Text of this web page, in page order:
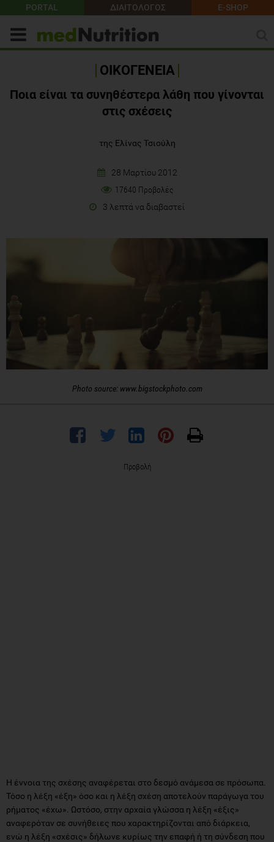
PORTAL ΔΙΑΙΤΟΛΟΓΟΣ E-SHOP
ΟΙΚΟΓΕΝΕΙΑ
Ποια είναι τα συνηθέστερα λάθη που γίνονται
στις σχέσεις
της Ελίνας Τσιούλη
28 Μαρτίου 2012
17640 Προβολές
3 λεπτά να διαβαστεί
Photo source: www.bigstockphoto.com
Προβολή
Η έννοια της σχέσης αναφέρεται στο δεσμό ανάμεσα σε πρόσωπα.
Τόσο η λέξη «έξη» όσο και η λέξη σχέση αποτελούν παράγωγα του
ρήματος «έχω». Ωστόσο, στην αρχαία γλώσσα η λέξη «έξις»
αναφερόταν σε συνήθειες που χαρακτηρίζονται από διάρκεια,
ενώ η λέξη «σχέσις» δήλωνε κυρίως την επαφή ή τη σύνδεση που